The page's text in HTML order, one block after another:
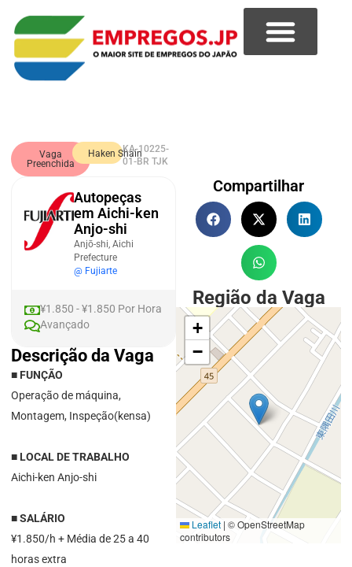
Vaga
Preenchida
Haken ShainKA-10225-
01-BR TJK
Autopeças
em Aichi-ken
Anjo-shi
Anjō-shi, Aichi
Prefecture
@ Fujiarte
¥1.850 - ¥1.850 Por Hora
Avançado
Descrição da Vaga
■ FUNÇÃO
Operação de máquina,
Montagem, Inspeção(kensa)
■ LOCAL DE TRABALHO
Aichi-ken Anjo-shi
■ SALÁRIO
¥1.850/h + Média de 25 a 40
horas extra
Compartilhar
Região da Vaga
+
−
Leaflet | © OpenStreetMap
contributors